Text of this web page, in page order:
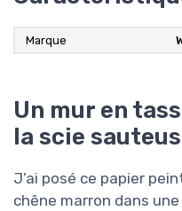
Marque
Un mur en
la scie
J’ai posé ce papier
chêne marron dans